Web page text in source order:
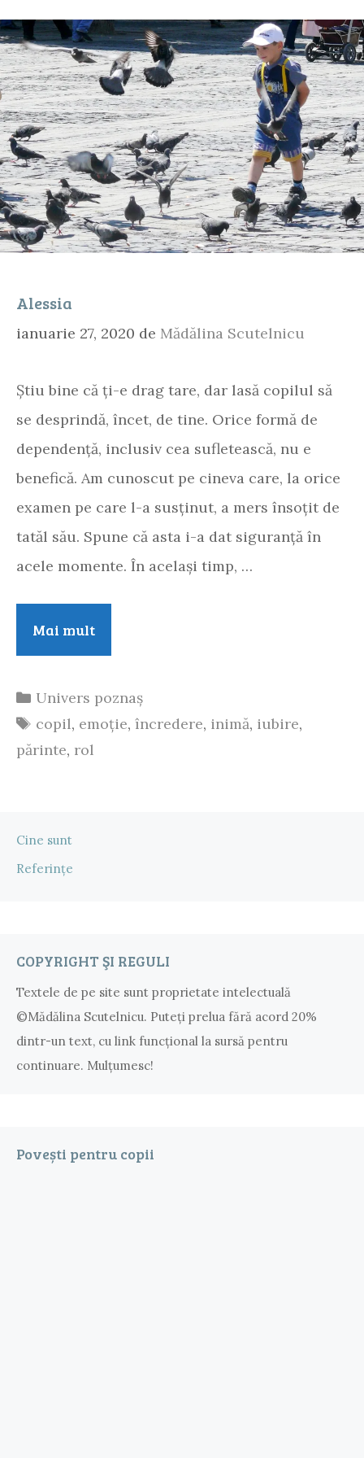
Alessia
ianuarie 27, 2020 de Mădălina Scutelnicu
Știu bine că ți-e drag tare, dar lasă copilul să
se desprindă, încet, de tine. Orice formă de
dependență, inclusiv cea sufletească, nu e
benefică. Am cunoscut pe cineva care, la orice
examen pe care l-a susținut, a mers însoțit de
tatăl său. Spune că asta i-a dat siguranță în
acele momente. În același timp, …
Mai multAlessia
Categorii
Univers poznaș
Etichete
copil, emoție, încredere, inimă, iubire,
părinte, rol
Cine sunt
Referințe
COPYRIGHT ŞI REGULI
Textele de pe site sunt proprietate intelectuală
©Mădălina Scutelnicu. Puteţi prelua fără acord 20%
dintr-un text, cu link funcţional la sursă pentru
continuare. Mulțumesc!
Povești pentru copii